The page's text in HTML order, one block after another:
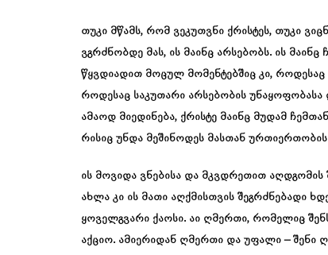
თუკი მწამს, რომ ვეკუთვნი ქრისტეს, თუკი
ვგრძნობდე მას, ის მაინც არსებობს. ის
წყვდიადით მოცულ მომენტებშიც კი, როდესაც
როდესაც საკუთარი არსებობის
ამაოდ მიედინება, ქრისტე მაინც მუდამ
რისიც უნდა მეშინოდეს მასთან ურთიერთობის
ის მოვიდა ვნებისა და მკვდრეთით აღდგომის
ახლა კი ის მათი აღქმისთვის შეგრძნებადი
ყოველგვარი ქაოსი. აი ღმერთი, რომელიც
აქციო. ამიერიდან ღმერთი და უფალი – შენი